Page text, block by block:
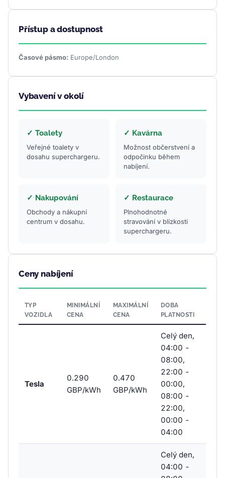
Přístup a dostupnost
Časové pásmo: Europe/London
Vybavení v okolí
✓ Toalety
Veřejné toalety v
dosahu superchargeru.
✓ Kavárna
Možnost občerstvení a
odpočinku během
nabíjení.
✓ Nakupování
Obchody a nákupní
centrum v dosahu.
✓ Restaurace
Plnohodnotné
stravování v blízkosti
superchargeru.
Ceny nabíjení
TYP
VOZIDLA
MINIMÁLNÍ
CENA
MAXIMÁLNÍ
CENA
DOBA
PLATNOSTI
Tesla
0.290
GBP/kWh
0.470
GBP/kWh
Celý den,
04:00 -
08:00,
22:00 -
00:00,
08:00 -
22:00,
00:00 -
04:00
Celý den,
04:00 -